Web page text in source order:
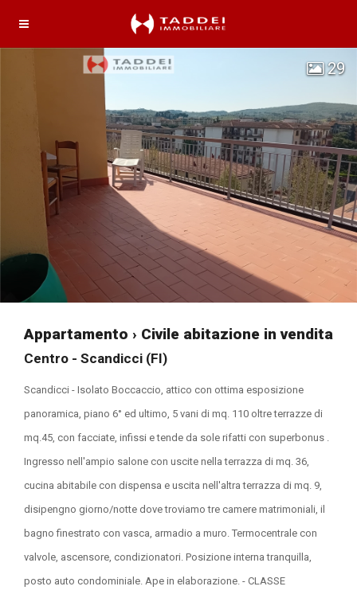
29
Appartamento › Civile abitazione in vendita
Centro - Scandicci (FI)
Scandicci - Isolato Boccaccio, attico con ottima esposizione
panoramica, piano 6° ed ultimo, 5 vani di mq. 110 oltre terrazze di
mq.45, con facciate, infissi e tende da sole rifatti con superbonus .
Ingresso nell'ampio salone con uscite nella terrazza di mq. 36,
cucina abitabile con dispensa e uscita nell'altra terrazza di mq. 9,
disipengno giorno/notte dove troviamo tre camere matrimoniali, il
bagno finestrato con vasca, armadio a muro. Termocentrale con
valvole, ascensore, condizionatori. Posizione interna tranquilla,
posto auto condominiale. Ape in elaborazione. - CLASSE